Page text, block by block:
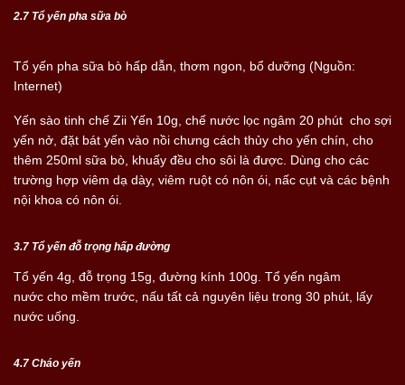
2.7 Tổ yến pha sữa bò
Tổ yến pha sữa bò hấp dẫn, thơm ngon, bổ dưỡng (Nguồn:
Internet)
Yến sào tinh chế Zii Yến 10g, chế nước lọc ngâm 20 phút cho sợi
yến nở, đặt bát yến vào nồi chưng cách thủy cho yến chín, cho
thêm 250ml sữa bò, khuấy đều cho sôi là được. Dùng cho các
trường hợp viêm dạ dày, viêm ruột có nôn ói, nấc cụt và các bệnh
nội khoa có nôn ói.
3.7 Tổ yến đỗ trọng hấp đường
Tổ yến 4g, đỗ trọng 15g, đường kính 100g. Tổ yến ngâm
nước cho mềm trước, nấu tất cả nguyên liệu trong 30 phút, lấy
nước uống.
4.7 Cháo yến